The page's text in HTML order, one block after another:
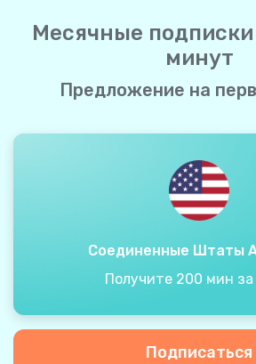
Месячные подписки
минут
Предложение на
Соединенные Штаты
Получите 200 мин за
Подписаться